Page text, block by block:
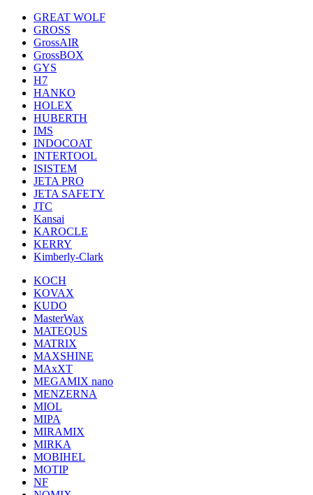
GREAT WOLF
GROSS
GrossAIR
GrossBOX
GYS
H7
HANKO
HOLEX
HUBERTH
IMS
INDOCOAT
INTERTOOL
ISISTEM
JETA PRO
JETA SAFETY
JTC
Kansai
KAROCLE
KERRY
Kimberly-Clark
KOCH
KOVAX
KUDO
MasterWax
MATEQUS
MATRIX
MAXSHINE
MAxXT
MEGAMIX nano
MENZERNA
MIOL
MIPA
MIRAMIX
MIRKA
MOBIHEL
MOTIP
NF